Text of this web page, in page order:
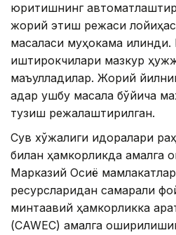
юритишнинг
жорий этиш режаси
масаласи муҳокама
иштирокчилари мазкур
маъқулладилар. Жорий
қадар ушбу масала бўйича
тузиш режалаштирилган.
Сув хўжалиги идоралари
билан ҳамкорликда амалга
Марказий Осиё
ресурсларидан самарали
минтақавий ҳамкорликка
(CAWEC) амалга